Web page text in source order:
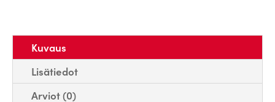
Kuvaus
Lisätiedot
Arviot (0)